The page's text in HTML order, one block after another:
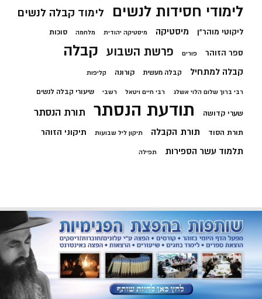
לימודי חסידות לנשים לימוד קבלה לנשים
ליקוטי מוהר"ן מיסטיקה מיסטיקה יהודית מלחמה סוכות
ספר הזוהר פורים פרשת השבוע קבלה
קבלה למתחיל קבלה מעשית קורונה קליפות
רבי ברוך שלום הלוי אשלג רבי חיים ויטאל רשבי שיעורי קבלה לנשים
שערי קדושה תודעת הנסתר תורת הנסתר
תורת הסוד תורת הקבלה תיקון ליל שבועות תיקוני הזוהר
תלמוד עשר הספירות תפילה